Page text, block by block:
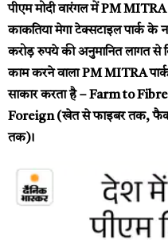
पीएम मोदी वारंगल में PM
काकतिया मेगा टेक्सटाइल पार्क के
करोड़ रुपये की अनुमानित लागत से
काम करने वाला PM MITRA
साकार करता है – Farm to
Foreign (खेत से फाइबर तक,
तक)।